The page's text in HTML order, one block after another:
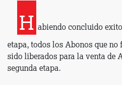
H abiendo concluido
etapa, todos los Abonos que no
sido liberados para la venta de
segunda etapa.